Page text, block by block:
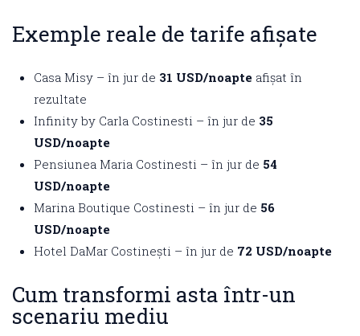
Exemple reale de tarife afișate
Casa Misy – în jur de 31 USD/noapte afișat în
rezultate
Infinity by Carla Costinesti – în jur de 35
USD/noapte
Pensiunea Maria Costinesti – în jur de 54
USD/noapte
Marina Boutique Costinesti – în jur de 56
USD/noapte
Hotel DaMar Costinești – în jur de 72 USD/noapte
Cum transformi asta într-un
scenariu mediu